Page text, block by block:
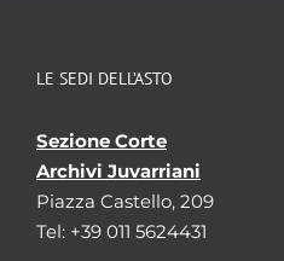
LE SEDI DELL’ASTO
Sezione Corte
Archivi Juvarriani
Piazza Castello, 209
Tel: +39 011 5624431